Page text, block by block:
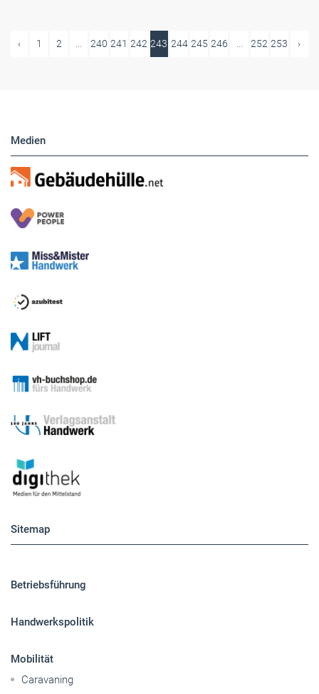
‹ 1 2 ... 240 241 242 243 244 245 246 ... 252 253 ›
Medien
Sitemap
Betriebsführung
Handwerkspolitik
Mobilität
Caravaning